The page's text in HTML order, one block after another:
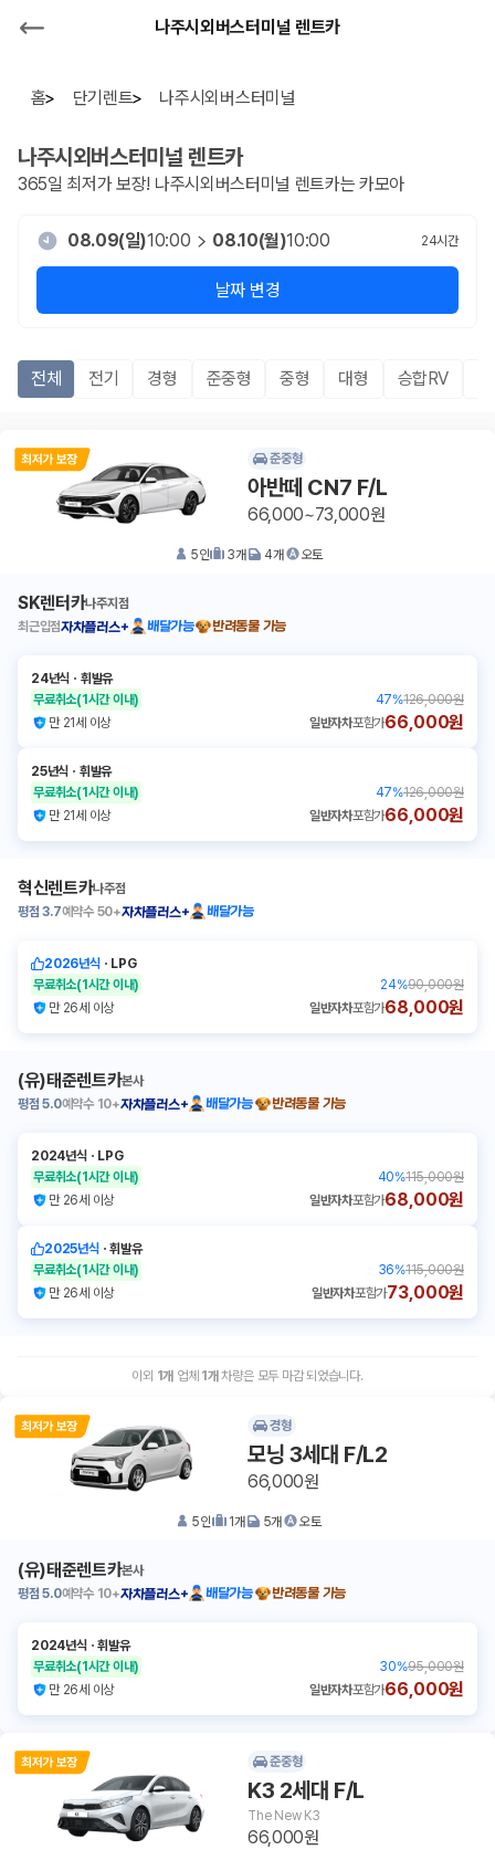
나주시외버스터미널 렌트카
홈 단기렌트 나주시외버스터미널
나주시외버스터미널 렌트카
365일 최저가 보장! 나주시외버스터미널 렌트카는 카모아
08.09(일)10:00 08.10(월)10:00 24시간
날짜 변경
전체 전기 경형 준중형 중형 대형 승합RV
준중형
아반떼 CN7 F/L
66,000~73,000원
5인 3개 4개 오토
SK렌터카나주지점
최근입점자차플러스+ 배달가능 반려동물 가능
24년식 ㆍ 휘발유
무료취소(1시간 이내) 47%126,000원
만 21세 이상
일반자차포함가66,000원
25년식 ㆍ 휘발유
무료취소(1시간 이내) 47%126,000원
만 21세 이상
일반자차포함가66,000원
혁신렌트카나주점
평점 3.7예약수 50+자차플러스+ 배달가능
2026년식 ㆍ LPG
무료취소(1시간 이내) 24%90,000원
만 26세 이상
일반자차포함가68,000원
(유)태준렌트카본사
평점 5.0예약수 10+자차플러스+ 배달가능 반려동물 가능
2024년식 ㆍ LPG
무료취소(1시간 이내) 40%115,000원
만 26세 이상
일반자차포함가68,000원
2025년식 ㆍ휘발유
무료취소(1시간 이내) 36%115,000원
만 26세 이상
일반자차포함가73,000원
이외 1개 업체 1 개 차량은 모두 마감 되었습니다.
경형
모닝 3세대 F/L2
66,000원
5인 1개 5개 오토
(유)태준렌트카본사
평점 5.0예약수 10+자차플러스+ 배달가능 반려동물 가능
2024년식 ㆍ휘발유
무료취소(1시간 이내) 30%95,000원
만 26세 이상
일반자차포함가66,000원
준중형
K3 2세대 F/L
The New K3
66,000원